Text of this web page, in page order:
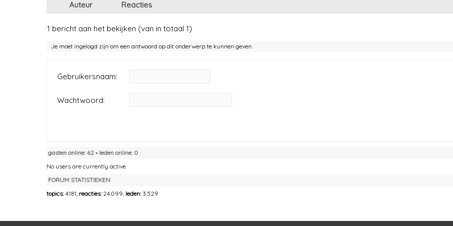
Auteur Reacties
1 bericht aan het bekijken (van in totaal 1)
Je moet ingelogd zijn om een antwoord op dit onderwerp te kunnen geven.
Gebruikersnaam:
Wachtwoord:
gasten online: 62 ▪︎ leden online: 0
No users are currently active
FORUM STATISTIEKEN
topics: 4.181, reacties: 24.099, leden: 3.529